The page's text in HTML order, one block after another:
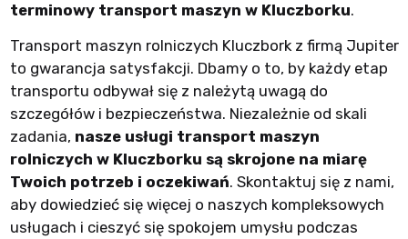
terminowy transport maszyn w Kluczborku.
Transport maszyn rolniczych Kluczbork z firmą Jupiter
to gwarancja satysfakcji. Dbamy o to, by każdy etap
transportu odbywał się z należytą uwagą do
szczegółów i bezpieczeństwa. Niezależnie od skali
zadania, nasze usługi transport maszyn
rolniczych w Kluczborku są skrojone na miarę
Twoich potrzeb i oczekiwań. Skontaktuj się z nami,
aby dowiedzieć się więcej o naszych kompleksowych
usługach i cieszyć się spokojem umysłu podczas